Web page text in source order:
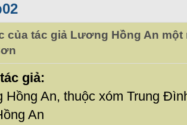
của tác giả Lương Hồng An
giả:
Hồng An, thuộc xóm Trung
An